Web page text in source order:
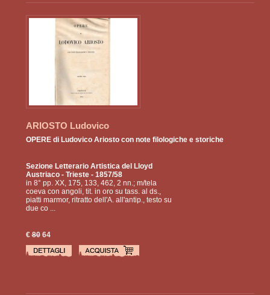
ARIOSTO Ludovico
OPERE di Ludovico Ariosto con note filologiche e storiche
Sezione Letterario Artistica del Lloyd
Austriaco- Trieste - 1857/58
in 8° pp. XX, 175, 133, 462, 2 nn.; m/tela
coeva con angoli, tit. in oro su tass. al ds.,
piatti marmor, ritratto dell'A. all'antip., testo su
due co ...
€8064